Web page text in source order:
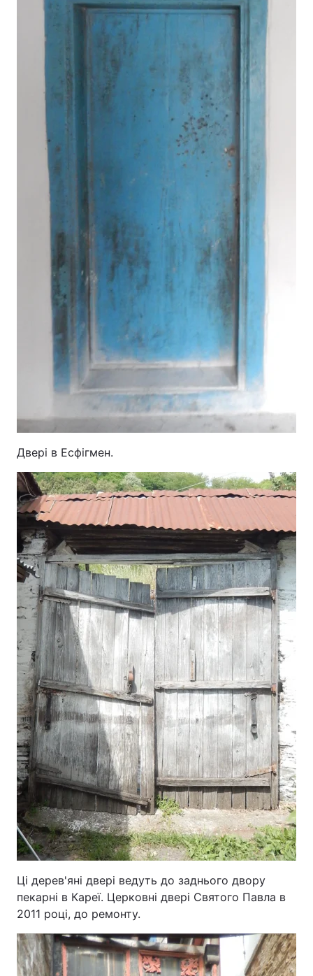
Двері в Есфігмен.
Ці дерев'яні двері ведуть до заднього двору
пекарні в Кареї. Церковні двері Святого Павла в
2011 році, до ремонту.